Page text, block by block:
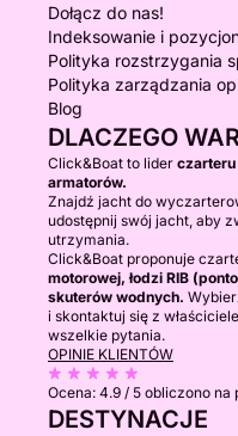
Dołącz do nas!
Indeksowanie i
Polityka rozstrzygania
Polityka zarządzania
Blog
DLACZEGO
Click&Boat to lider
armatorów.
Znajdź jacht do
udostępnij swój jacht, aby
utrzymania.
Click&Boat proponuje
motorowej, łodzi RIB
skuterów wodnych.
i skontaktuj się z
wszelkie pytania.
OPINIE KLIENTÓW
Ocena: 4.9 / 5 obliczono na
DESTYNACJE